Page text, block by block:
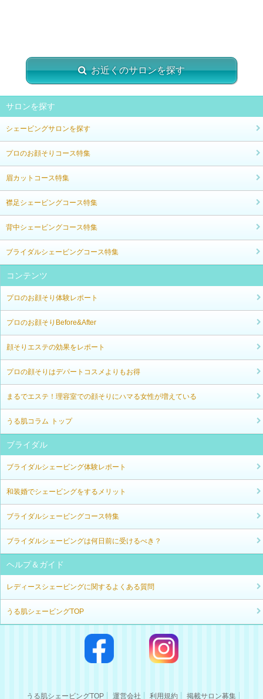
お近くのサロンを探す
サロンを探す
シェービングサロンを探す
プロのお顔そりコース特集
眉カットコース特集
襟足シェービングコース特集
背中シェービングコース特集
ブライダルシェービングコース特集
コンテンツ
プロのお顔そり体験レポート
プロのお顔そりBefore&After
顔そりエステの効果をレポート
プロの顔そりはデパートコスメよりもお得
まるでエステ！理容室での顔そりにハマる女性が増えている
うる肌コラム トップ
ブライダル
ブライダルシェービング体験レポート
和装婚でシェービングをするメリット
ブライダルシェービングコース特集
ブライダルシェービングは何日前に受けるべき？
ヘルプ＆ガイド
レディースシェービングに関するよくある質問
うる肌シェービングTOP
うる肌シェービングTOP 運営会社 利用規約 掲載サロン募集